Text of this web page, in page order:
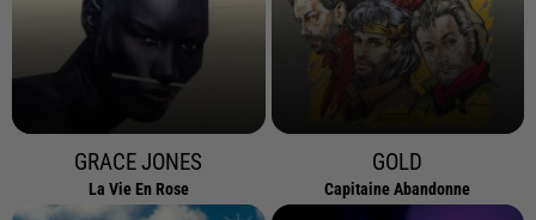
GRACE JONES
La Vie En Rose
GOLD
Capitaine Abandonne